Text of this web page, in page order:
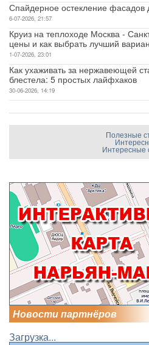
Спайдерное остекление фасадов
6-07-2026, 21:57
Круиз на теплоходе Москва -
цены и как выбрать лучший
1-07-2026, 23:01
Как ухаживать за нержавеющей
блестела: 5 простых лайфхаков
30-06-2026, 14:19
Полезные
Интересные
Новости партнёров
Загрузка...